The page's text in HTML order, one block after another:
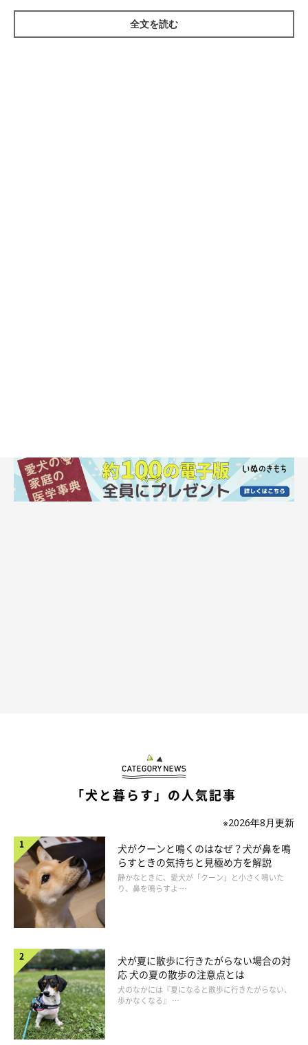
イラスト／コナガイ香 「いぬのきもち」2022年3月号『さまざまな犬との
別れを経験してきた獣医師さんだからわかる“さよなら”との向き合い方』
太田先生に、愛犬との“さよなら”に向き合う3つの方法を教えて
もらいました。
1. 愛犬と笑顔で過ごす
全文を読む
「犬と暮らす」の人気記事
※2026年8月更新
犬がクーンと鳴くのはなぜ？犬が鼻を鳴
らすときの気持ちと見極め方を解説
静かなときに、愛犬が「クーン」と小さく鳴いた
り、鼻を鳴らすよ …
犬が夏に散歩に行きたがらない場合の対
応 犬の夏の散歩の注意点とは
犬のなかには『夏になると散歩に行きたがらない、
歩かなくなる』 …